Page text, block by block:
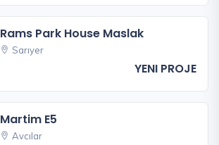
Rams Park House Maslak
Sarıyer
YENI PROJE
Martim E5
Avcılar